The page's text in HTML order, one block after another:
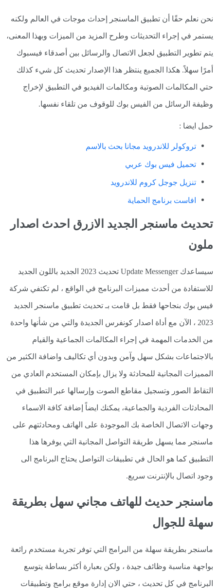
نحن نعلم حقًا أن تطبيق الماسنجر إحداث موجات في العالم ولكنه
يستمر في إجراء التحديثات وطرح المزيد من الميزات وبهذا المعنى،
يتم تطوير التطبيق لجعل الاتصال والرسائل بين أصدقاء فيسبوك
أمرًا سهلاً. هكذا الجميع ينتظر هذا الإصدار تحديث كل شيء كذلك
حتي المكالمات الصوتية ومكالمات الفيديو في التطبيق لإخراج
وظيفة الرسائل من الفيس بوك للوقوف من تلقاء نفسها.
حمل ايضا :
تروكولر للاندرويد مجانا بحث بالاسم
تحميل فيس بوك عربي
تنزيل جوجل كروم للاندرويد
افاست برنامج الحماية
تحديث ماسنجر الجديد الازرق احدث اصدار
ملون
سيساعدك Update Messenger تحديث 2023 الجديد باللون الجديد
للاستفادة من أحدث مميزات البرنامج في الواقع ، لم تكتفي شركة
فيس بوك بنجاحها فقط بل قامت بـ تحديث تطبيق ماسنجر الجديد
2023 ، الآن مع أداة اصدار كونفرس الجديدة والتي من شأنها واحدة
من الخدمات المهمة في إجراء المكالمات الجماعية والقيام
بالاجتماعات بشكل سهل وآمن وبدون أي تكاليف واضافة الكثير من
المميزات المجانية للمحادثة ولا يزال بإمكان المستخدم العادي من
التقاط الصور وتسجيل مقاطع الصوت وإرسالها عبر التطبيق في
المحادثات الفردية والجماعية، يمكنك ايضاً إضافة كافة الاسماء
وجهات الاتصال الخاصة بك الموجودة على الهاتف ومحادثتهم على
ماسنجر مما يسهل طريقة التواصل المجانية التي يوفرها هذا
التطبيق كما هو الحال في تطبيقات التواصل يحتاج البرنامج الى
وجود اتصال بالإنترنت سريع.
ماسنجر حديث للهاتف مجاني سهل بطريقة
سهلة للجوال
ماسنجر بطريقة سهلة من البرامج التي توفر تجربة مستخدم رائعة
بواجهة مناسبة وظائف جيدة ، ولكن بعبارة أكثر بساطة يتوسع
البرنامج في كل تحديث ، حتي الان إدارة موقع برامج وتطبيقات